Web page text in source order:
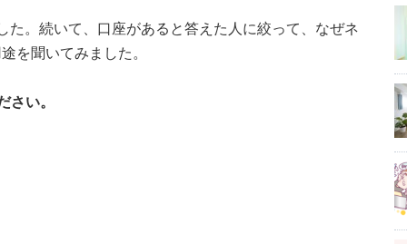
た。続いて、口座があると答えた人に絞って、なぜネ
を聞いてみました。
さい。